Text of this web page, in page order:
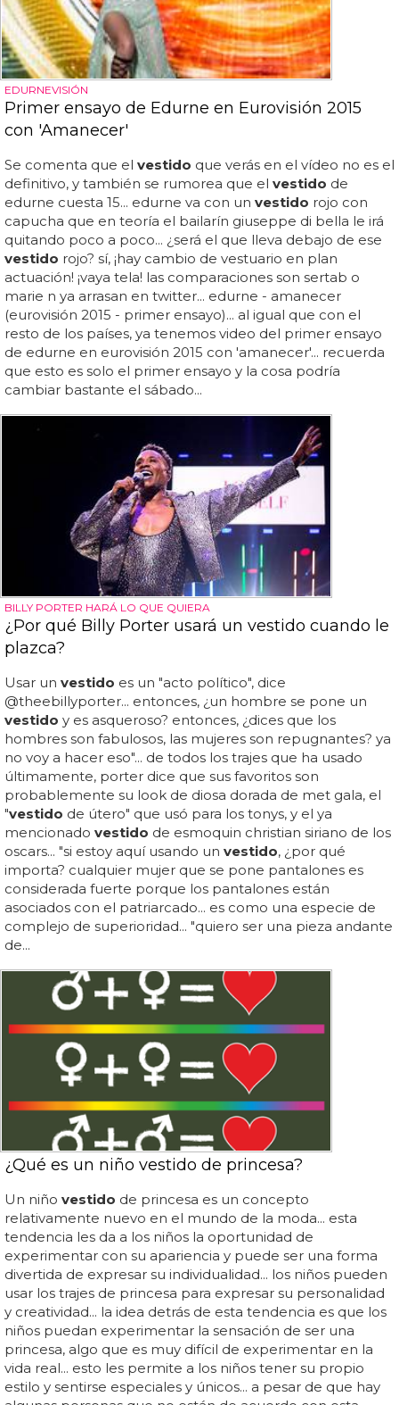
EDURNEVISIÓN
Primer ensayo de Edurne en Eurovisión 2015
con 'Amanecer'
Se comenta que el vestido que verás en el vídeo no es el
definitivo, y también se rumorea que el vestido de
edurne cuesta 15... edurne va con un vestido rojo con
capucha que en teoría el bailarín giuseppe di bella le irá
quitando poco a poco... ¿será el que lleva debajo de ese
vestido rojo? sí, ¡hay cambio de vestuario en plan
actuación! ¡vaya tela! las comparaciones son sertab o
marie n ya arrasan en twitter... edurne - amanecer
(eurovisión 2015 - primer ensayo)... al igual que con el
resto de los países, ya tenemos video del primer ensayo
de edurne en eurovisión 2015 con 'amanecer'... recuerda
que esto es solo el primer ensayo y la cosa podría
cambiar bastante el sábado...
BILLY PORTER HARÁ LO QUE QUIERA
¿Por qué Billy Porter usará un vestido cuando le
plazca?
Usar un vestido es un "acto político", dice
@theebillyporter... entonces, ¿un hombre se pone un
vestido y es asqueroso? entonces, ¿dices que los
hombres son fabulosos, las mujeres son repugnantes? ya
no voy a hacer eso"... de todos los trajes que ha usado
últimamente, porter dice que sus favoritos son
probablemente su look de diosa dorada de met gala, el
"vestido de útero" que usó para los tonys, y el ya
mencionado vestido de esmoquin christian siriano de los
oscars... "si estoy aquí usando un vestido, ¿por qué
importa? cualquier mujer que se pone pantalones es
considerada fuerte porque los pantalones están
asociados con el patriarcado... es como una especie de
complejo de superioridad... "quiero ser una pieza andante
de...
¿Qué es un niño vestido de princesa?
Un niño vestido de princesa es un concepto
relativamente nuevo en el mundo de la moda... esta
tendencia les da a los niños la oportunidad de
experimentar con su apariencia y puede ser una forma
divertida de expresar su individualidad... los niños pueden
usar los trajes de princesa para expresar su personalidad
y creatividad... la idea detrás de esta tendencia es que los
niños puedan experimentar la sensación de ser una
princesa, algo que es muy difícil de experimentar en la
vida real... esto les permite a los niños tener su propio
estilo y sentirse especiales y únicos... a pesar de que hay